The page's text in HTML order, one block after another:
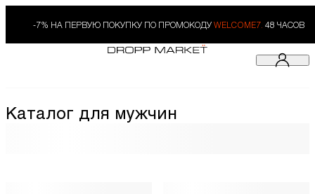
-7% НА ПЕРВУЮ ПОКУПКУ ПО ПРОМОКОДУ WELCOME7. 48 ЧАСОВ
Каталог для мужчин